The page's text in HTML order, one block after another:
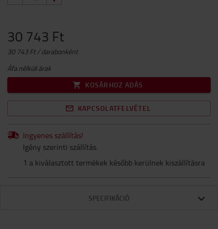
30 743 Ft
30 743 Ft / darabonként
Áfa nélküli árak
KOSÁRHOZ ADÁS
KAPCSOLATFELVÉTEL
Ingyenes szállítás!
Igény szerinti szállítás.
1 a kiválasztott termékek később kerülnek kiszállításra
SPECIFIKÁCIÓ